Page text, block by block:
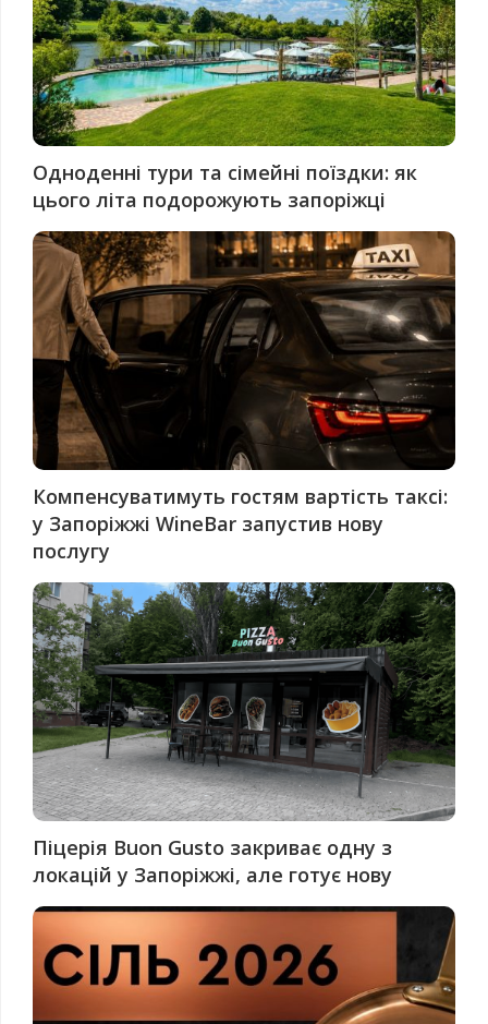
Одноденні тури та сімейні поїздки: як
цього літа подорожують запоріжці
Компенсуватимуть гостям вартість таксі:
у Запоріжжі WineBar запустив нову
послугу
Піцерія Buon Gusto закриває одну з
локацій у Запоріжжі, але готує нову